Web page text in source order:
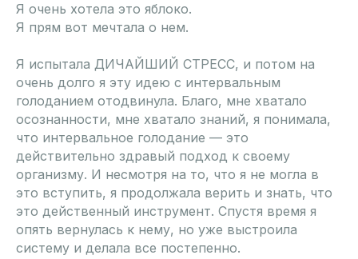
Я очень хотела это яблоко.
Я прям вот мечтала о нем.
Я испытала ДИЧАЙШИЙ СТРЕСС, и потом на
очень долго я эту идею с интервальным
голоданием отодвинула. Благо, мне хватало
осознанности, мне хватало знаний, я понимала,
что интервальное голодание — это
действительно здравый подход к своему
организму. И несмотря на то, что я не могла в
это вступить, я продолжала верить и знать, что
это действенный инструмент. Спустя время я
опять вернулась к нему, но уже выстроила
систему и делала все постепенно.